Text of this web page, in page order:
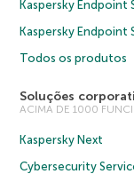
Kaspersky Endpoint
Kaspersky Endpoint
Todos os produtos
Soluções
ACIMA DE 1000
Kaspersky Next
Cybersecurity